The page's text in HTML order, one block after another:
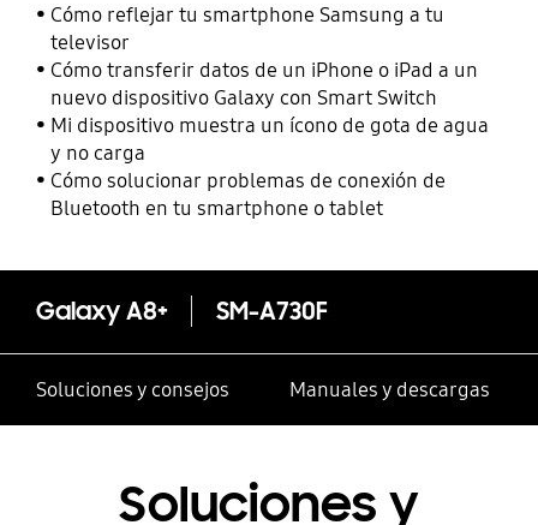
Cómo reflejar tu smartphone Samsung a tu
televisor
Cómo transferir datos de un iPhone o iPad a un
nuevo dispositivo Galaxy con Smart Switch
Mi dispositivo muestra un ícono de gota de agua
y no carga
Cómo solucionar problemas de conexión de
Bluetooth en tu smartphone o tablet
Galaxy A8+ SM-A730F
Soluciones y consejos Manuales y descargas
Soluciones y